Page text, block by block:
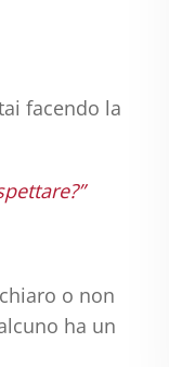
facendo la
o non
ha un